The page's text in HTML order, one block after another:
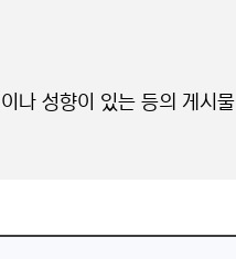
나 성향이 있는 등의 게시물